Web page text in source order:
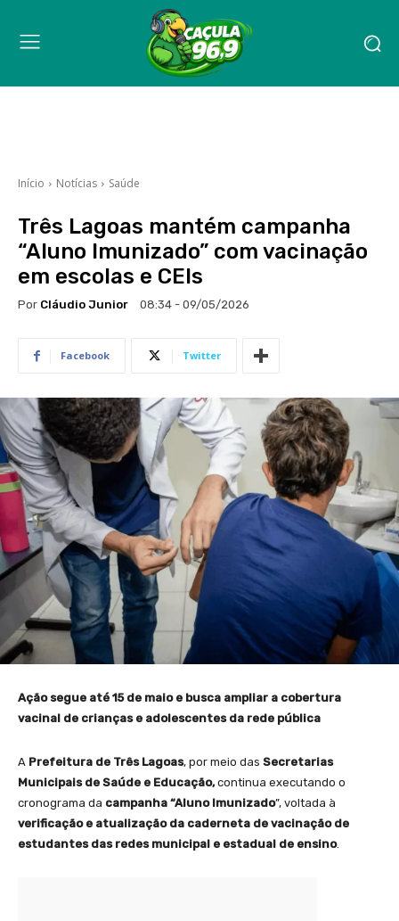
Início Notícias Saúde
Três Lagoas mantém campanha
“Aluno Imunizado” com vacinação
em escolas e CEIs
Por Cláudio Junior 08:34 - 09/05/2026
Facebook Twitter
Ação segue até 15 de maio e busca ampliar a cobertura
vacinal de crianças e adolescentes da rede pública
A Prefeitura de Três Lagoas, por meio das Secretarias
Municipais de Saúde e Educação,continua executando o
cronograma da campanha “Aluno Imunizado”, voltada à
verificação e atualização da caderneta de vacinação de
estudantes das redes municipal e estadual de ensino.